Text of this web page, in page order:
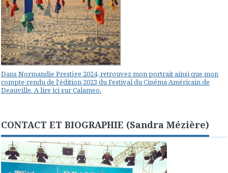
Dans Normandie Prestige 2024, retrouvez mon portrait ainsi que mon
compte-rendu de l'édition 2023 du Festival du Cinéma Américain de
Deauville. A lire ici sur Calameo.
CONTACT ET BIOGRAPHIE (Sandra Mézière)